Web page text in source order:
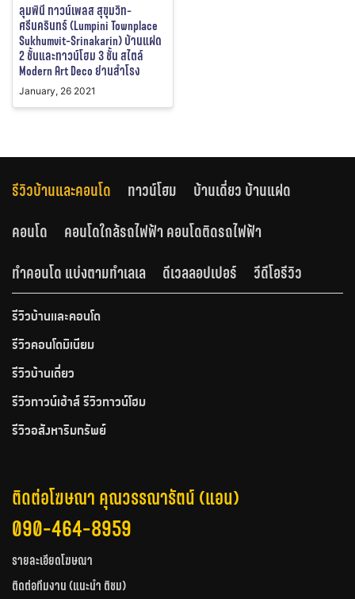
ลุมพินี ทาวน์เพลส สุขุมวิท-
ศรีนครินทร์ (Lumpini Townplace
Sukhumvit-Srinakarin) บ้านแฝด
2 ชั้นและทาวน์โฮม 3 ชั้น สไตล์
Modern Art Deco ย่านสำโรง
January, 26 2021
รีวิวบ้านและคอนโด ทาวน์โฮม
บ้านเดี่ยว บ้านแฝด
คอนโด
คอนโดใกล้รถไฟฟ้า คอนโดติดรถไฟฟ้า
ทำคอนโด แบ่งตามทำเลเล
ดีเวลลอปเปอร์ วีดีโอรีวิว
รีวิวบ้านและคอนโด
รีวิวคอนโดมิเนียม
รีวิวบ้านเดี่ยว
รีวิวทาวน์เฮ้าส์ รีวิวทาวน์โฮม
รีวิวอสังหาริมทรัพย์
ติดต่อโฆษณา คุณวรรณารัตน์ (แอน)
090-464-8959
รายละเอียดโฆษณา
ติดต่อทีมงาน (แนะนำ ติชม)